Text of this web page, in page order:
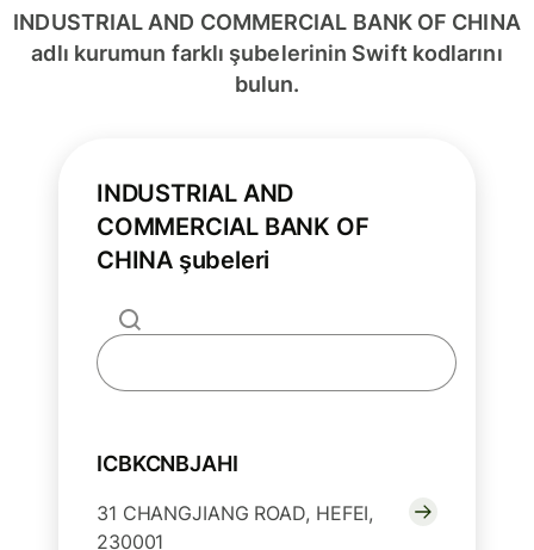
INDUSTRIAL AND COMMERCIAL BANK OF CHINA
adlı kurumun farklı şubelerinin Swift kodlarını
bulun.
INDUSTRIAL AND
COMMERCIAL BANK OF
CHINA şubeleri
ICBKCNBJAHI
31 CHANGJIANG ROAD, HEFEI,
230001